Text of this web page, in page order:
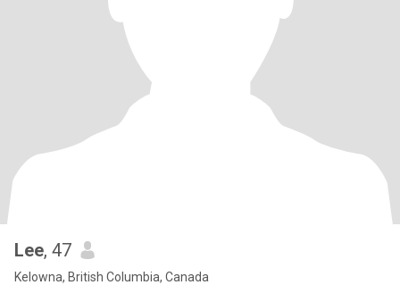
Lee, 47
Kelowna, British Columbia, Canada